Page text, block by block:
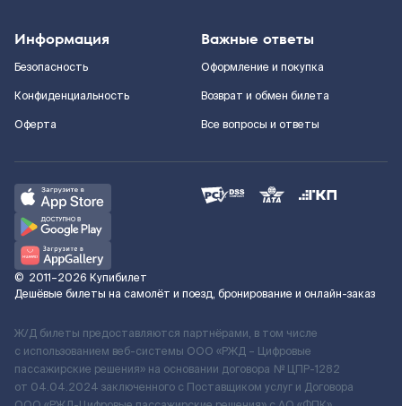
Информация
Безопасность
Конфиденциальность
Оферта
Важные ответы
Оформление и покупка
Возврат и обмен билета
Все вопросы и ответы
© 2011–2026 Купибилет
Дешёвые билеты на самолёт и поезд, бронирование и онлайн-заказ
Ж/Д билеты предоставляются партнёрами, в том числе
с использованием веб-системы ООО «РЖД – Цифровые
пассажирские решения» на основании договора № ЦПР-1282
от 04.04.2024 заключенного с Поставщиком услуг и Договора